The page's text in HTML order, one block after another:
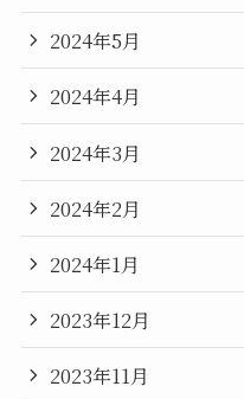
2024年5月
2024年4月
2024年3月
2024年2月
2024年1月
2023年12月
2023年11月